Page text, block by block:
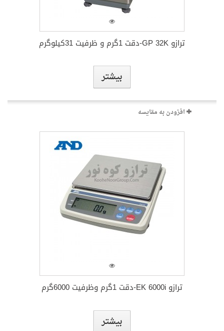
بیشتر
افزودن به مقایسه
بیشتر